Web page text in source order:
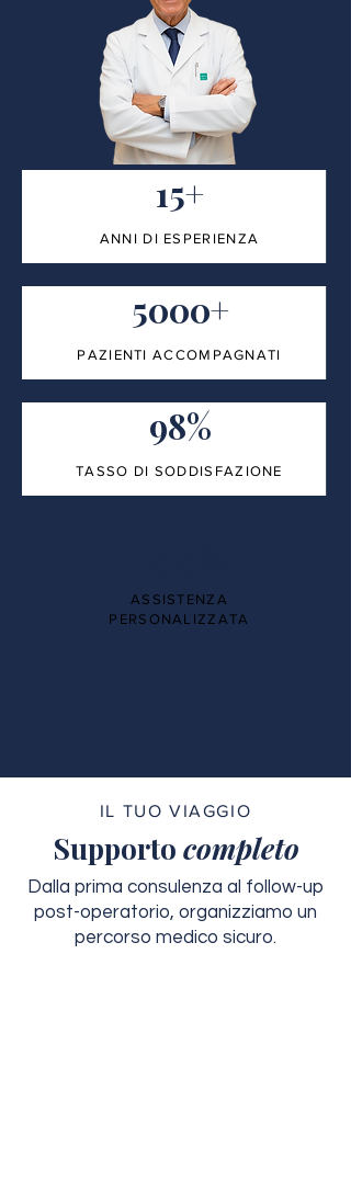
15+
ANNI DI ESPERIENZA
5000+
PAZIENTI ACCOMPAGNATI
98%
TASSO DI SODDISFAZIONE
ASSISTENZA
PERSONALIZZATA
IL TUO VIAGGIO
Supporto completo
Dalla prima consulenza al follow-up
post-operatorio, organizziamo un
percorso medico sicuro.